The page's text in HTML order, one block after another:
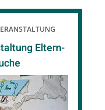
Eltern-